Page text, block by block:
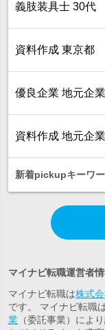
義肢装具士 30代
資料作成 東京都
優良企業 地元企業
資料作成 地元企業
新着pickupキーワ
マイナビ転職運営者
マイナビ転職は株式
です。 マイナビ転職は
業 （委託事業）によ